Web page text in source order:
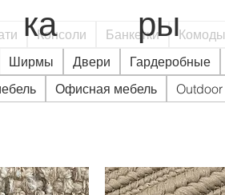
ка
ры
Консоли Банкетки Комоды
Ширмы Двери Гардеробные
Офисная мебель Outdoor